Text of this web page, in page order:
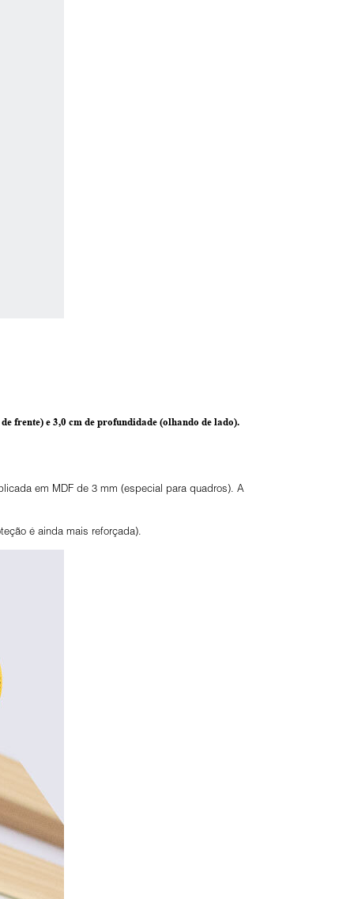
frente) e 3,0 cm de profundidade (olhando de lado).
em MDF de 3 mm (especial para quadros). A
é ainda mais reforçada).